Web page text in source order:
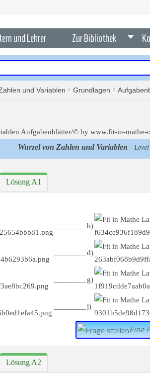
und Lehrer Zur Bibliothek
und Variablen Grundlagen
Wurzel von Zahlen und Variablen -
Lösung A1
b)
d)
g)
j)
Eine
Lösung A2